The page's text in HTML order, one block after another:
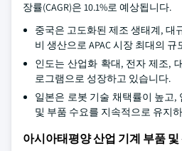
장률(CAGR)은 10.1%로 예상됩니다.
중국은 고도화된 제조 생태계, 대
비 생산으로 APAC 시장 최대의
인도는 산업화 확대, 전자 제조,
로그램으로 성장하고 있습니다.
일본은 로봇 기술 채택률이 높고,
및 부품 수요를 지속적으로 유지
아시아태평양 산업 기계 부품